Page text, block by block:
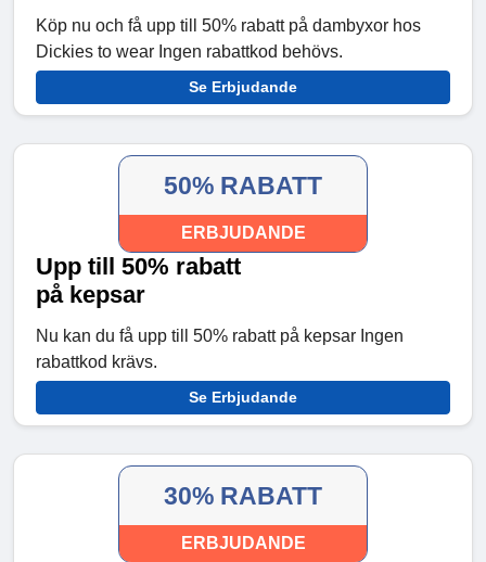
Köp nu och få upp till 50% rabatt på dambyxor hos
Dickies to wear Ingen rabattkod behövs.
Se Erbjudande
50% RABATT
ERBJUDANDE
Upp till 50% rabatt
på kepsar
Nu kan du få upp till 50% rabatt på kepsar Ingen
rabattkod krävs.
Se Erbjudande
30% RABATT
ERBJUDANDE